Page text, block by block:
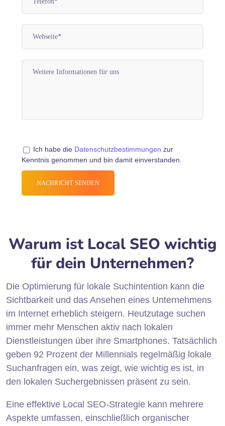
Ich habe die Datenschutzbestimmungen zur
Kenntnis genommen und bin damit einverstanden.
Warum ist Local SEO wichtig
für dein Unternehmen?
Die Optimierung für lokale Suchintention kann die
Sichtbarkeit und das Ansehen eines Unternehmens
im Internet erheblich steigern. Heutzutage suchen
immer mehr Menschen aktiv nach lokalen
Dienstleistungen über ihre Smartphones. Tatsächlich
geben 92 Prozent der Millennials regelmäßig lokale
Suchanfragen ein, was zeigt, wie wichtig es ist, in
den lokalen Suchergebnissen präsent zu sein.
Eine effektive Local SEO-Strategie kann mehrere
Aspekte umfassen, einschließlich organischer